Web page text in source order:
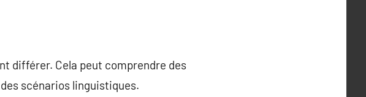
différer. Cela peut comprendre des
scénarios linguistiques.